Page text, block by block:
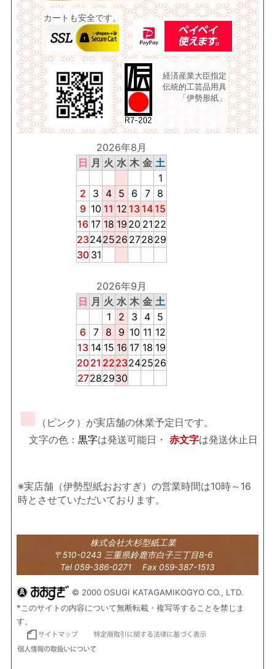
カートも安全です。
経済産業大臣指定
伝統的工芸品用具
「伊勢形紙」
2026年8月
日 月 火 水 木 金 土
1
2
3 4 5 6 7
8
9 10 11 12 13 14 15
16 17 18 19 20 21 22
23242526 272829
30 31
2026年9月
日 月 火 水 木 金 土
1
2 3 4 5
6 7 8 9 10 11 12
13 14 15 16 17 18 19
2021 2223242526
27282930
■
（ピンク）が実店舗の休業予定日です。
文字の色： 黒字は発送可能日・ 赤文字は発送休止日
※実店舗（伊勢型紙おおすぎ）の営業時間は10時～16
時とさせていただいております。
株式会社大杉型紙工業
〒510-0243 三重県鈴鹿市白子三丁目8-6
Tel 059-386-0271 Fax 059-387-1513
© 2000 OSUGI KATAGAMIKOGYO CO., LTD.
*このサイトの内容について無断転載・複写等することを禁じま
す。